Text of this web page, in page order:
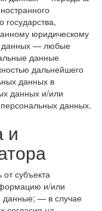
государства,
юридическому
данных — любые
данные
дальнейшего
данных в
данных и/или
данных.
и
субъекта
и/или
данные; — в случае